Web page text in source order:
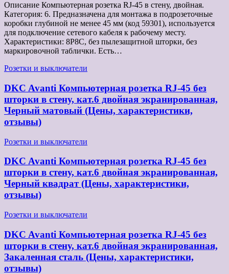
Описание Компьютерная розетка RJ-45 в стену, двойная.
Категория: 6. Предназначена для монтажа в подрозеточные
коробки глубиной не менее 45 мм (код 59301), используется
для подключение сетевого кабеля к рабочему месту.
Характеристики: 8P8C, без пылезащитной шторки, без
маркировочной таблички. Есть…
Розетки и выключатели
DKC Avanti Компьютерная розетка RJ-45 без
шторки в стену, кат.6 двойная экранированная,
Черный матовый (Цены, характеристики,
отзывы)
Розетки и выключатели
DKC Avanti Компьютерная розетка RJ-45 без
шторки в стену, кат.6 двойная экранированная,
Черный квадрат (Цены, характеристики,
отзывы)
Розетки и выключатели
DKC Avanti Компьютерная розетка RJ-45 без
шторки в стену, кат.6 двойная экранированная,
Закаленная сталь (Цены, характеристики,
отзывы)